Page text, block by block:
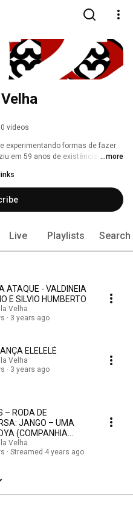
videos
experimentando formas de fazer
em 59 anos de existência. ...more
Live Playlists Search
ATAQUE - VALDINEIA
E SILVIO HUMBERTO
Velha
3 years ago
ELELELÉ
Velha
3 years ago
– RODA DE
JANGO – UMA
(COMPANHIA
DOS NOVOS – 2018)
Velha
Streamed 4 years ago